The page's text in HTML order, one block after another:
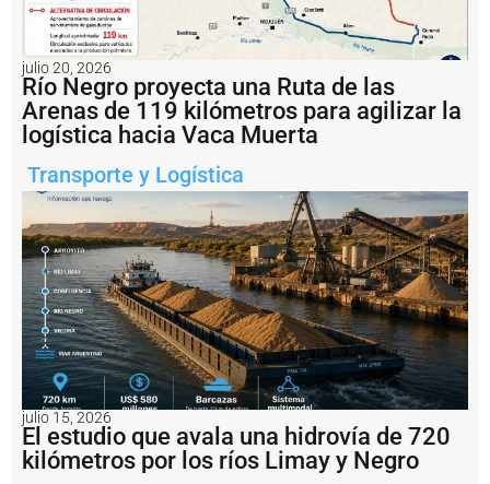
fi
ó
e
l
r
e
s
t
a
b
l
e
c
i
m
i
e
o
p
r
julio 20, 2026
Río Negro proyecta una Ruta de las
Arenas de 119 kilómetros para agilizar la
logística hacia Vaca Muerta
Transporte y Logística
julio 15, 2026
El estudio que avala una hidrovía de 720
kilómetros por los ríos Limay y Negro